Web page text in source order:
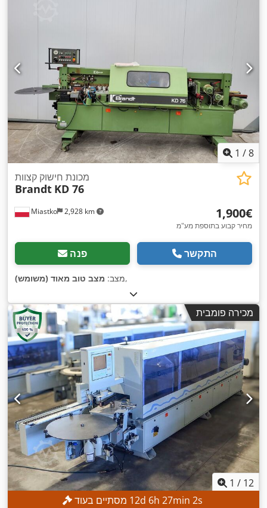
1 /8
Miastko 2,928 km
מכונת חישוק קצוות
Brandt KD 76
‏1,900 ‏€
מחיר קבוע בתוספת מע"מ
פנה התקשר
מצב: מצב טוב מאוד (משומש) ,
מכירה פומבית
1 / 12
12d 6h 27min 0s